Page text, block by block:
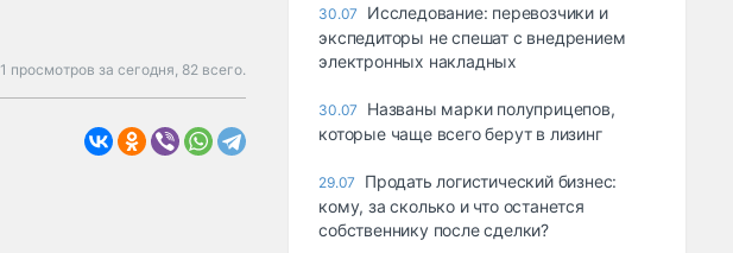
1 просмотров за сегодня, 82 всего.
30.07
Исследование: перевозчики и
экспедиторы не спешат с внедрением
электронных накладных
30.07
Названы марки полуприцепов,
которые чаще всего берут в лизинг
29.07
Продать логистический бизнес:
кому, за сколько и что останется
собственнику после сделки?